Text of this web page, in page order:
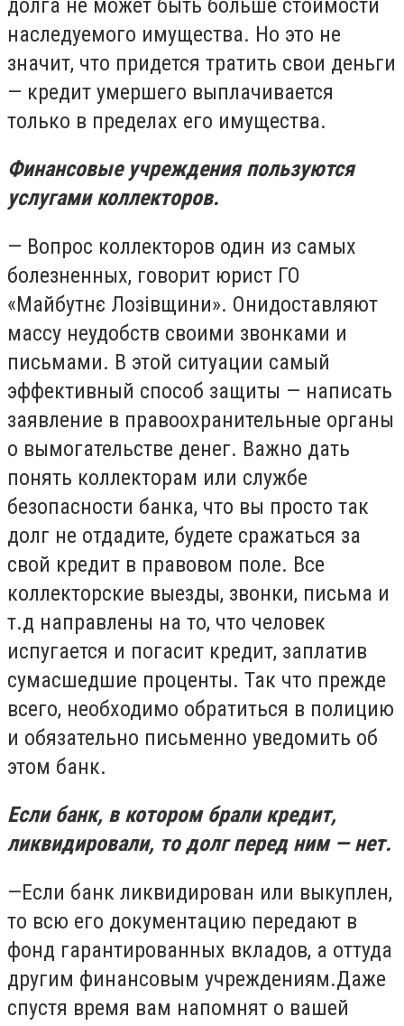
долга не может быть больше стоимости
наследуемого имущества. Но это не
значит, что придется тратить свои деньги
— кредит умершего выплачивается
только в пределах его имущества.
Финансовые учреждения пользуются
услугами коллекторов.
— Вопрос коллекторов один из самых
болезненных, говорит юрист ГО
«Майбутнє Лозівщини». Онидоставляют
массу неудобств своими звонками и
письмами. В этой ситуации самый
эффективный способ защиты — написать
заявление в правоохранительные органы
о вымогательстве денег. Важно дать
понять коллекторам или службе
безопасности банка, что вы просто так
долг не отдадите, будете сражаться за
свой кредит в правовом поле. Все
коллекторские выезды, звонки, письма и
т.д направлены на то, что человек
испугается и погасит кредит, заплатив
сумасшедшие проценты. Так что прежде
всего, необходимо обратиться в полицию
и обязательно письменно уведомить об
этом банк.
Если банк, в котором брали кредит,
ликвидировали, то долг перед ним — нет.
—Если банк ликвидирован или выкуплен,
то всю его документацию передают в
фонд гарантированных вкладов, а оттуда
другим финансовым учреждениям.Даже
спустя время вам напомнят о вашей